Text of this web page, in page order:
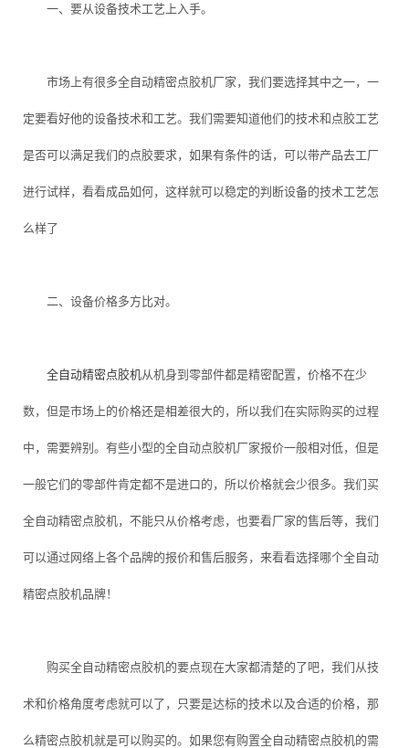
一、要从设备技术工艺上入手。
市场上有很多全自动精密点胶机厂家，我们要选择其中之一，一
定要看好他的设备技术和工艺。我们需要知道他们的技术和点胶工艺
是否可以满足我们的点胶要求，如果有条件的话，可以带产品去工厂
进行试样，看看成品如何，这样就可以稳定的判断设备的技术工艺怎
么样了
二、设备价格多方比对。
全自动精密点胶机从机身到零部件都是精密配置，价格不在少
数，但是市场上的价格还是相差很大的，所以我们在实际购买的过程
中，需要辨别。有些小型的全自动点胶机厂家报价一般相对低，但是
一般它们的零部件肯定都不是进口的，所以价格就会少很多。我们买
全自动精密点胶机，不能只从价格考虑，也要看厂家的售后等，我们
可以通过网络上各个品牌的报价和售后服务，来看看选择哪个全自动
精密点胶机品牌！
购买全自动精密点胶机的要点现在大家都清楚的了吧，我们从技
术和价格角度考虑就可以了，只要是达标的技术以及合适的价格，那
么精密点胶机就是可以购买的。如果您有购置全自动精密点胶机的需